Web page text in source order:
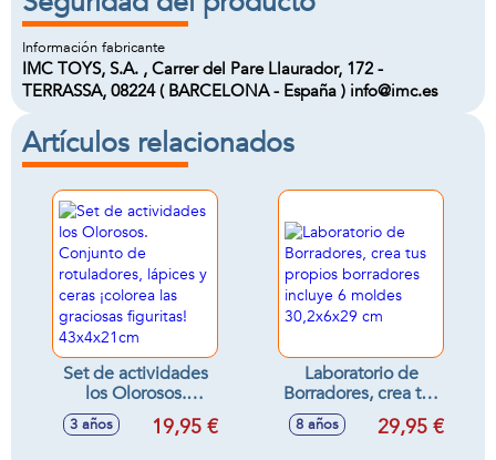
Información fabricante
IMC TOYS, S.A. , Carrer del Pare Llaurador, 172 -
TERRASSA, 08224 ( BARCELONA - España ) info@imc.es
Artículos relacionados
Set de actividades
los Olorosos.
Conjunto de
rotuladores, lápices
3 años 19,95 €
Laboratorio de
Borradores, crea tus
propios borradores
incluye 6 moldes
8 años 29,95 €